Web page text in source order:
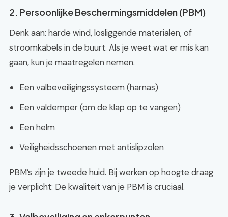
2. Persoonlijke Beschermingsmiddelen (PBM)
Denk aan: harde wind, losliggende materialen, of
stroomkabels in de buurt. Als je weet wat er mis kan
gaan, kun je maatregelen nemen.
Een valbeveiligingssysteem (harnas)
Een valdemper (om de klap op te vangen)
Een helm
Veiligheidsschoenen met antislipzolen
PBM’s zijn je tweede huid. Bij werken op hoogte draag
je verplicht: De kwaliteit van je PBM is cruciaal.